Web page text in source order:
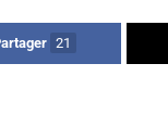
21